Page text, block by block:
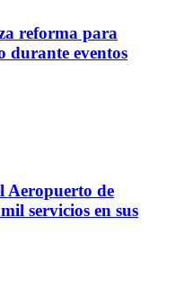
reforma para
durante eventos
Aeropuerto de
servicios en sus